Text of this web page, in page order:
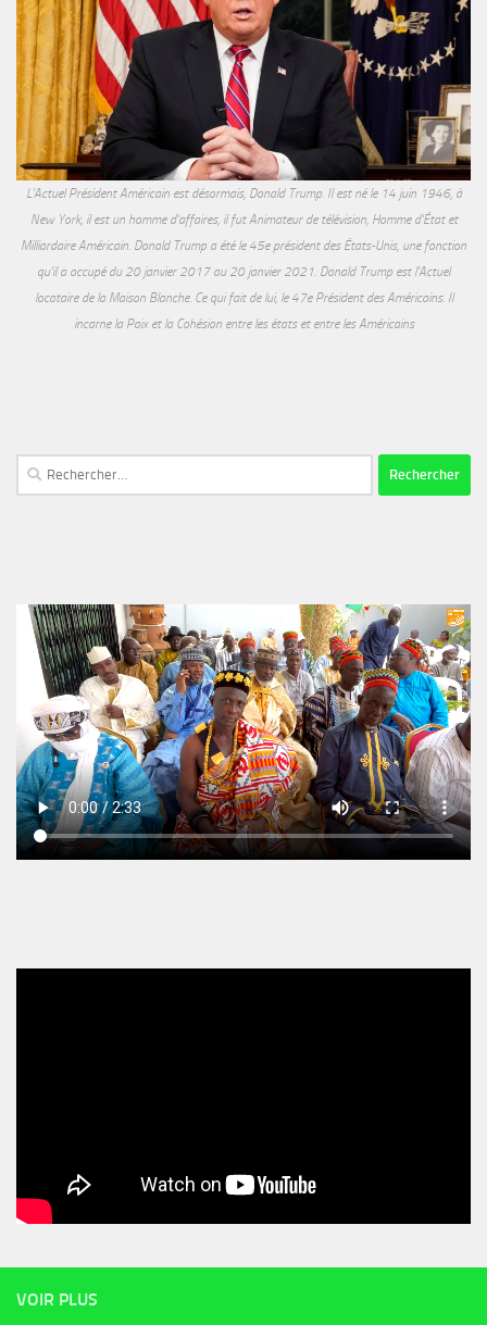
L'Actuel Président Américain est désormais, Donald Trump. Il est né le 14 juin 1946, à
New York, il est un homme d'affaires, il fut Animateur de télévision, Homme d'État et
Milliardaire Américain. Donald Trump a été le 45e président des États-Unis, une fonction
qu'il a occupé du 20 janvier 2017 au 20 janvier 2021. Donald Trump est l'Actuel
locataire de la Maison Blanche. Ce qui fait de lui, le 47e Président des Américains. Il
incarne la Paix et la Cohésion entre les états et entre les Américains
Rechercher :
VOIR PLUS